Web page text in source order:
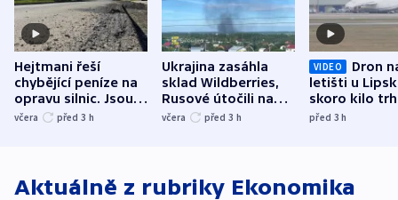
Hejtmani řeší
chybějící peníze na
opravu silnic. Jsou
nenárokové, namítá
včera před 3 h
Ukrajina zasáhla
sklad Wildberries,
Rusové útočili na
trh, hasiče či
včera před 3 h
VIDEO
Dron
letišti u
skoro kilo
indicie
před 3h
Aktuálně z rubriky Ekonomika